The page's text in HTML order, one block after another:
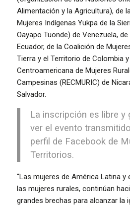
Alimentación y la Agricultura), de
Mujeres Indígenas Yukpa de la
Oayapo Tuonde) de Venezuela,
Ecuador, de la Coalición de
Tierra y el Territorio de Colombia y
Centroamericana de Mujeres
Campesinas (RECMURIC) de
Salvador.
La inscripción es libre y
ver el evento
perfil de Facebook de
Territorios.
“Las mujeres de América Latina y
las mujeres rurales, continúan
grandes brechas para alcanzar la